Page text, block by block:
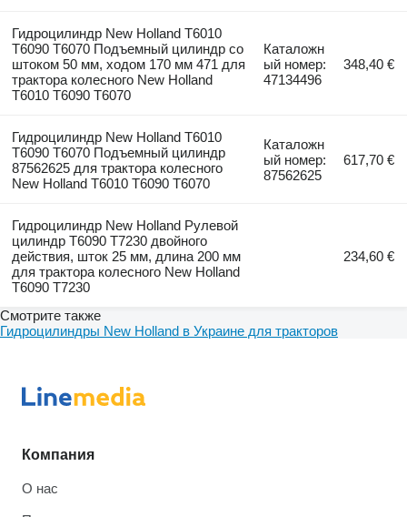
Гидроцилиндр New Holland T6010
T6090 T6070 Подъемный цилиндр со
штоком 50 мм, ходом 170 мм 471 для
трактора колесного New Holland
T6010 T6090 T6070
Каталожн
ый номер:
47134496
348,40 €
Гидроцилиндр New Holland T6010
T6090 T6070 Подъемный цилиндр
87562625 для трактора колесного
New Holland T6010 T6090 T6070
Каталожн
ый номер:
87562625
617,70 €
Гидроцилиндр New Holland Рулевой
цилиндр T6090 T7230 двойного
действия, шток 25 мм, длина 200 мм
для трактора колесного New Holland
T6090 T7230
234,60 €
Смотрите также
Гидроцилиндры New Holland в Украине для тракторов
Компания
О нас